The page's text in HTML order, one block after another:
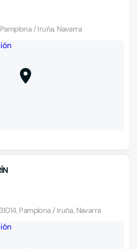
/ Iruña, Navarra
Pamplona / Iruña, Navarra